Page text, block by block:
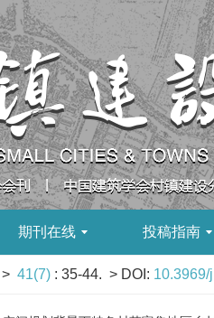
期刊在线 投稿指南
> 41(7) : 35-44. > DOI: 10.3969/